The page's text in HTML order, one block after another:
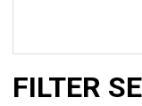
FILTER